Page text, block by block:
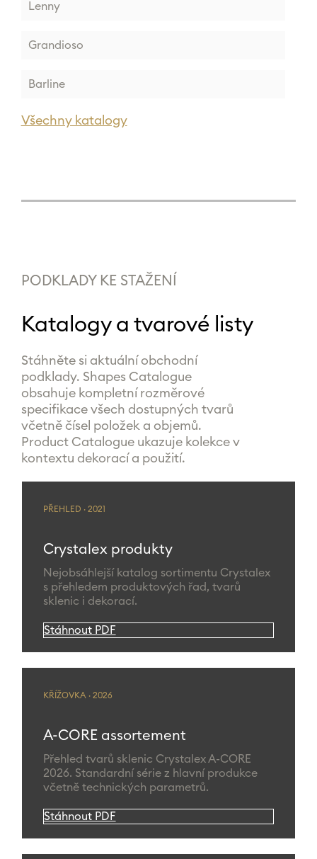
Lenny
Grandioso
Barline
Všechny katalogy
PODKLADY KE STAŽENÍ
Katalogy a tvarové listy
Stáhněte si aktuální obchodní
podklady. Shapes Catalogue
obsahuje kompletní rozměrové
specifikace všech dostupných tvarů
včetně čísel položek a objemů.
Product Catalogue ukazuje kolekce v
kontextu dekorací a použití.
PŘEHLED · 2021
Crystalex produkty
Nejobsáhlejší katalog sortimentu Crystalex
s přehledem produktových řad, tvarů
sklenic i dekorací.
Stáhnout PDF
KŘÍŽOVKA · 2026
A-CORE assortement
Přehled tvarů sklenic Crystalex A-CORE
2026. Standardní série z hlavní produkce
včetně technických parametrů.
Stáhnout PDF